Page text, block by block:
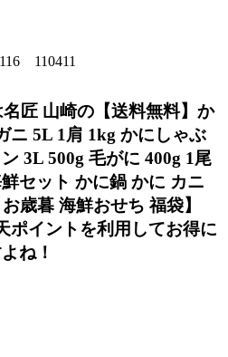
110411
匠 山崎の【送料無料】か
ニ 5L 1肩 1kg かにしゃぶ
3L 500g 毛がに 400g 1尾
セット かに鍋 かに カニ
歳暮 海鮮おせち 福袋】
ポイントを利用してお得に
ね！